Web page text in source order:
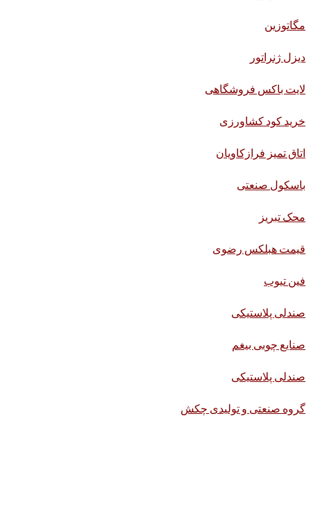
مگاتوزین
دیزل ژنراتور
لایت باکس فروشگاهی
خرید کود کشاورزی
اتاق تمیز فرازکاویان
باسکول صنعتی
محک تبریز
قیمت هبلکس رضوی
فین تیوب
صندلی پلاستیکی
صنایع چوبی بیغم
صندلی پلاستیکی
گروه صنعتی و تولیدی چکش